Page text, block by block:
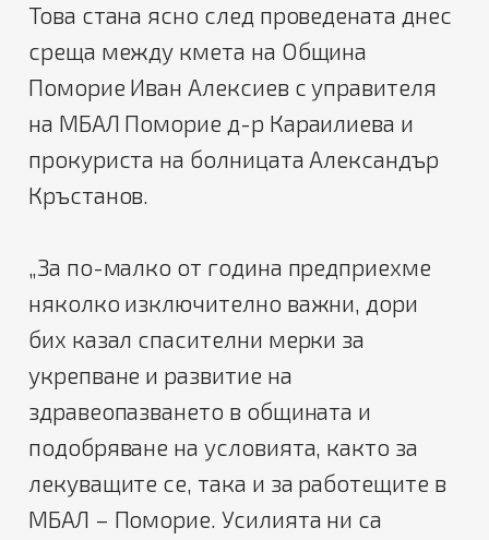
Това стана ясно след проведената днес
среща между кмета на Община
Поморие Иван Алексиев с управителя
на МБАЛ Поморие д-р Караилиева и
прокуриста на болницата Александър
Кръстанов.
„За по-малко от година предприехме
няколко изключително важни, дори
бих казал спасителни мерки за
укрепване и развитие на
здравеопазването в общината и
подобряване на условията, както за
лекуващите се, така и за работещите в
МБАЛ – Поморие. Усилията ни са